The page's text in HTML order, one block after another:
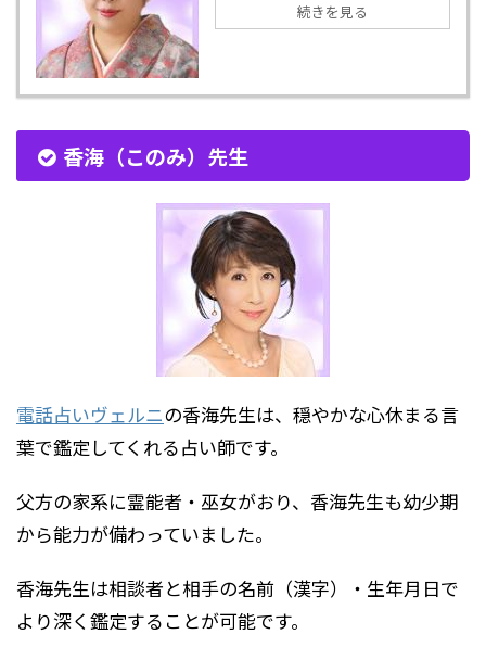
続きを見る
香海（このみ）先生
電話占いヴェルニの香海先生は、穏やかな心休まる言
葉で鑑定してくれる占い師です。
父方の家系に霊能者・巫女がおり、香海先生も幼少期
から能力が備わっていました。
香海先生は相談者と相手の名前（漢字）・生年月日で
より深く鑑定することが可能です。